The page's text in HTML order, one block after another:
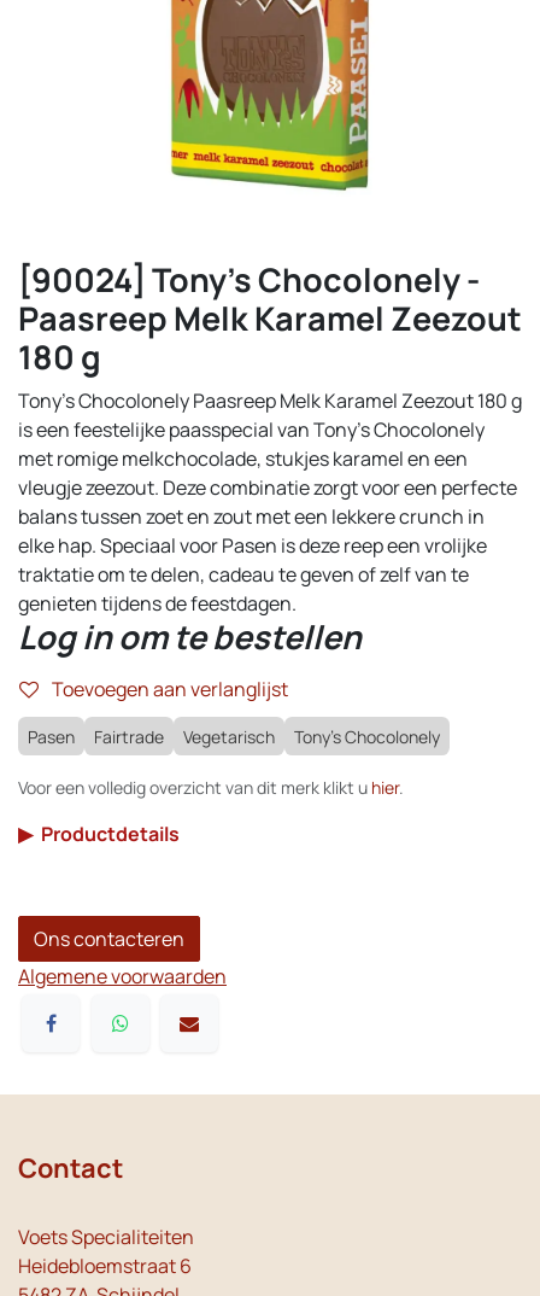
[90024] Tony's Chocolonely -
Paasreep Melk Karamel Zeezout
180 g
Tony’s Chocolonely Paasreep Melk Karamel Zeezout 180 g
is een feestelijke paasspecial van Tony's Chocolonely
met romige melkchocolade, stukjes karamel en een
vleugje zeezout. Deze combinatie zorgt voor een perfecte
balans tussen zoet en zout met een lekkere crunch in
elke hap. Speciaal voor Pasen is deze reep een vrolijke
traktatie om te delen, cadeau te geven of zelf van te
genieten tijdens de feestdagen.
Log in om te bestellen
Toevoegen aan verlanglijst
Pasen Fairtrade Vegetarisch Tony's Chocolonely
Voor een volledig overzicht van dit merk klikt u hier.
▶ Productdetails
Ons contacteren
Algemene voorwaarden
Contact
Voets Specialiteiten
Heidebloemstraat 6